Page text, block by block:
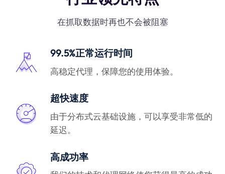
在抓取数据时再也不会被阻塞
99.5%正常运行时间
高稳定代理，保障您的使用体验。
超快速度
由于分布式云基础设施，可以享受非常低的
延迟。
高成功率